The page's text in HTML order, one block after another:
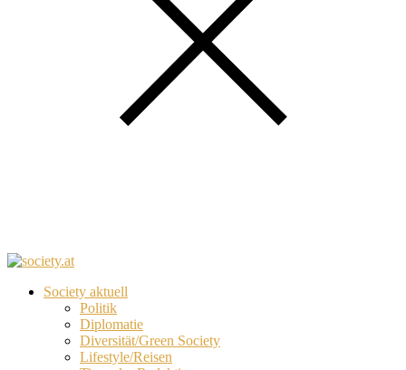
Society aktuell
Politik
Diplomatie
Diversität/Green Society
Lifestyle/Reisen